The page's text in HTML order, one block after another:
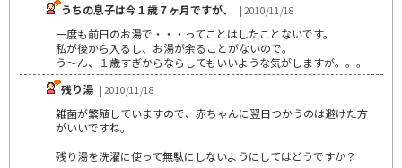
うちの息子は今１歳７ヶ月ですが、
| 2010/11/18
一度も前日のお湯で・・・ってことはしたことないです。
私が後から入るし、お湯が余ることがないので。
う～ん、１歳すぎからならしてもいいような気がしますが。。。
残り湯 | 2010/11/18
雑菌が繁殖していますので、赤ちゃんに翌日つかうのは避けた方
がいいですね。
残り湯を洗濯に使って無駄にしないようにしてはどうですか？